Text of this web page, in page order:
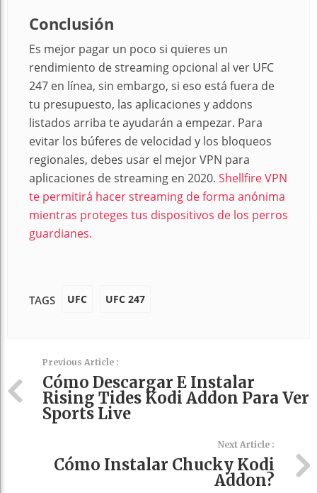
Conclusión
Es mejor pagar un poco si quieres un
rendimiento de streaming opcional al ver UFC
247 en línea, sin embargo, si eso está fuera de
tu presupuesto, las aplicaciones y addons
listados arriba te ayudarán a empezar. Para
evitar los búferes de velocidad y los bloqueos
regionales, debes usar el mejor VPN para
aplicaciones de streaming en 2020. Shellfire VPN
te permitirá hacer streaming de forma anónima
mientras proteges tus dispositivos de los perros
guardianes.
TAGS UFC UFC 247
Previous Article :
Cómo Descargar E Instalar
Rising Tides Kodi Addon Para Ver
Sports Live
Next Article :
Cómo Instalar Chucky Kodi
Addon?